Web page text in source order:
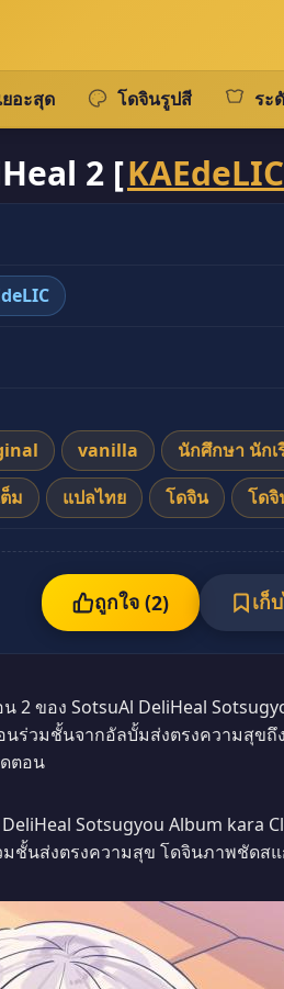
อะสุด โดจินรูปสี ระ
2 [KAEdeLIC
vanilla นักศึกษา นักเ
ม แปลไทย โดจิน โด
ถูกใจ (2) เก็
2 ของ SotsuAl DeliHeal
นร่วมชั้นจากอัลบั้มส่งตรงความสุข
ตอน
Sotsugyou Album kara
มชั้นส่งตรงความสุข โดจินภาพชัด